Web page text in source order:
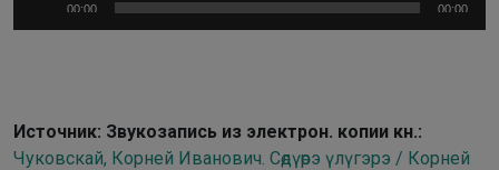
00:00 00:00
Источник: Звукозапись из электрон. копии кн.:
Чуковскай, Корней Иванович. Сөдүөрэ үлүгэрэ / Корней